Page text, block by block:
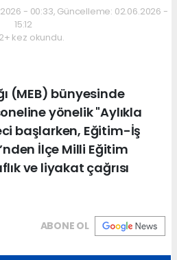
- 00:33, Güncelleme: 02.06.2026 -
15:12
kez okundu.
(MEB) bünyesinde
yönelik "Aylıkla
başlarken, Eğitim-İş
İlçe Milli Eğitim
ve liyakat çağrısı
ABONE OL